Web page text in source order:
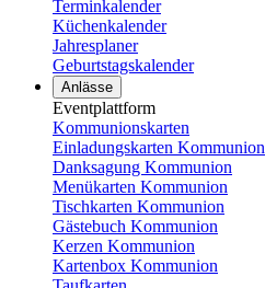
Terminkalender
Küchenkalender
Jahresplaner
Geburtstagskalender
Anlässe
Eventplattform
Kommunionskarten
Einladungskarten Kommunion
Danksagung Kommunion
Menükarten Kommunion
Tischkarten Kommunion
Gästebuch Kommunion
Kerzen Kommunion
Kartenbox Kommunion